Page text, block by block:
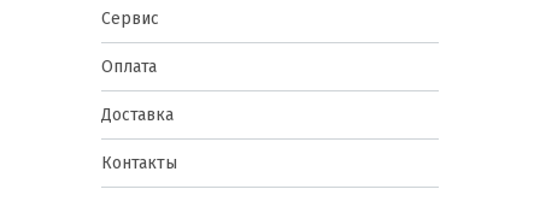
Сервис
Оплата
Доставка
Контакты